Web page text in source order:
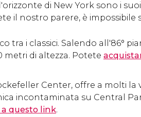
di New York sono i
il nostro parere, è impossibile
tra i classici. Salendo all'86°
metri di altezza. Potete
Center, offre a molti la
incontaminata su Central
questo link.